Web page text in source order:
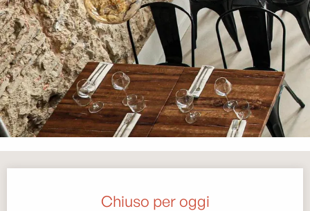
Chiuso per oggi